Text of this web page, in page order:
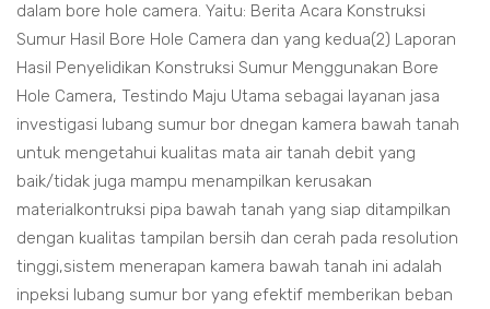
dalam bore hole camera. Yaitu: Berita Acara Konstruksi
Sumur Hasil Bore Hole Camera dan yang kedua(2) Laporan
Hasil Penyelidikan Konstruksi Sumur Menggunakan Bore
Hole Camera, Testindo Maju Utama sebagai layanan jasa
investigasi lubang sumur bor dnegan kamera bawah tanah
untuk mengetahui kualitas mata air tanah debit yang
baik/tidak juga mampu menampilkan kerusakan
materialkontruksi pipa bawah tanah yang siap ditampilkan
dengan kualitas tampilan bersih dan cerah pada resolution
tinggi,sistem menerapan kamera bawah tanah ini adalah
inpeksi lubang sumur bor yang efektif memberikan beban